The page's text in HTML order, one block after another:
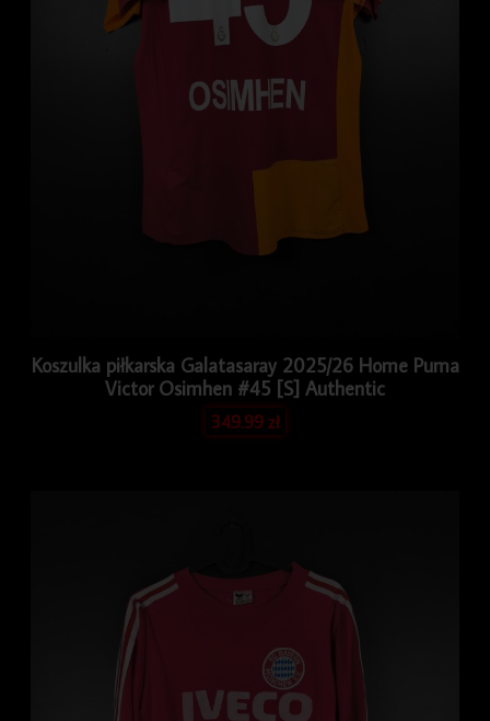
Koszulka piłkarska Galatasaray 2025/26 Home Puma
Victor Osimhen #45 [S] Authentic
349.99zł